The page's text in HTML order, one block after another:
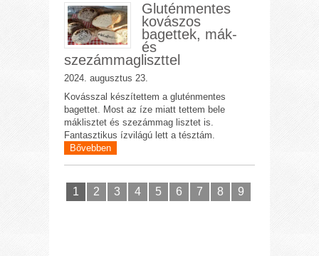
Gluténmentes
kovászos
bagettek, mák-
és
szezámmagliszttel
2024. augusztus 23.
Kovásszal készítettem a gluténmentes
bagettet. Most az íze miatt tettem bele
máklisztet és szezámmag lisztet is.
Fantasztikus ízvilágú lett a tésztám.
Bővebben
1 2 3 4 5 6 7 8 9